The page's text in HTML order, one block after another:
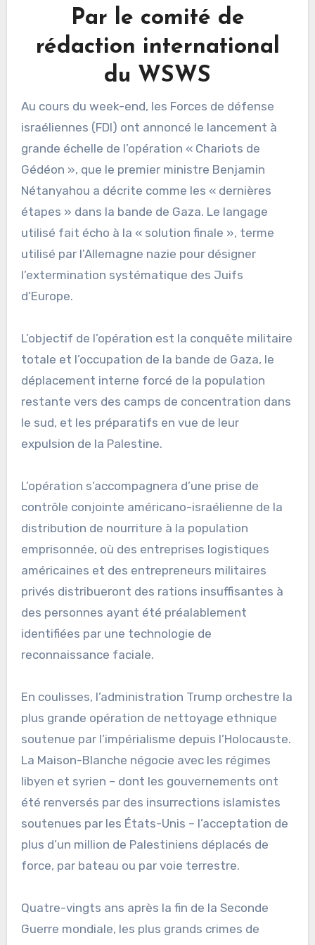
Par le comité de
rédaction international
du WSWS
Au cours du week-end, les Forces de défense
israéliennes (FDI) ont annoncé le lancement à
grande échelle de l’opération « Chariots de
Gédéon », que le premier ministre Benjamin
Nétanyahou a décrite comme les « dernières
étapes » dans la bande de Gaza. Le langage
utilisé fait écho à la « solution finale », terme
utilisé par l’Allemagne nazie pour désigner
l’extermination systématique des Juifs
d’Europe.
L’objectif de l’opération est la conquête militaire
totale et l’occupation de la bande de Gaza, le
déplacement interne forcé de la population
restante vers des camps de concentration dans
le sud, et les préparatifs en vue de leur
expulsion de la Palestine.
L’opération s’accompagnera d’une prise de
contrôle conjointe américano-israélienne de la
distribution de nourriture à la population
emprisonnée, où des entreprises logistiques
américaines et des entrepreneurs militaires
privés distribueront des rations insuffisantes à
des personnes ayant été préalablement
identifiées par une technologie de
reconnaissance faciale.
En coulisses, l’administration Trump orchestre la
plus grande opération de nettoyage ethnique
soutenue par l’impérialisme depuis l’Holocauste.
La Maison-Blanche négocie avec les régimes
libyen et syrien – dont les gouvernements ont
été renversés par des insurrections islamistes
soutenues par les États-Unis – l’acceptation de
plus d’un million de Palestiniens déplacés de
force, par bateau ou par voie terrestre.
Quatre-vingts ans après la fin de la Seconde
Guerre mondiale, les plus grands crimes de